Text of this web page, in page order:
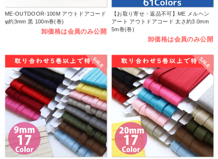
ME-OUTDOOR-100M アウトドアコード
φ約3mm 黒 100m巻(巻)
卸価格は会員のみ公開
【お取り寄せ・返品不可】ME メルヘン
アート アウトドアコード 太さ約3.0mm
5m巻(巻)
卸価格は会員のみ公開
SALE SALE